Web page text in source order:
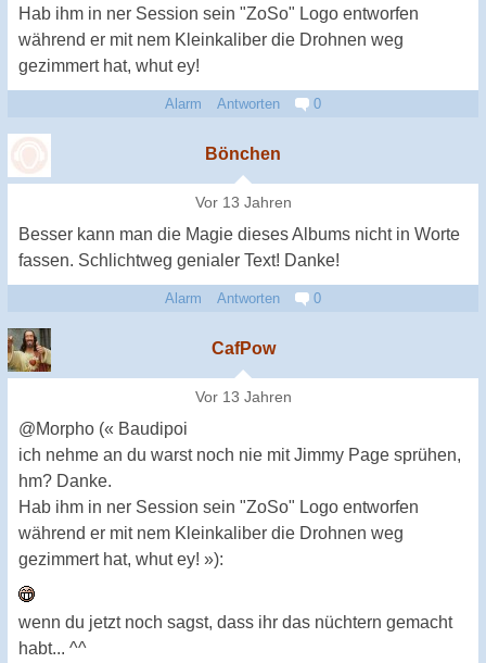
Hab ihm in ner Session sein "ZoSo" Logo entworfen
während er mit nem Kleinkaliber die Drohnen weg
gezimmert hat, whut ey!
Alarm Antworten 0
Bönchen
Vor 13 Jahren
Besser kann man die Magie dieses Albums nicht in Worte
fassen. Schlichtweg genialer Text! Danke!
Alarm Antworten 0
CafPow
Vor 13 Jahren
@Morpho (« Baudipoi
ich nehme an du warst noch nie mit Jimmy Page sprühen,
hm? Danke.
Hab ihm in ner Session sein "ZoSo" Logo entworfen
während er mit nem Kleinkaliber die Drohnen weg
gezimmert hat, whut ey! »):
wenn du jetzt noch sagst, dass ihr das nüchtern gemacht
habt... ^^